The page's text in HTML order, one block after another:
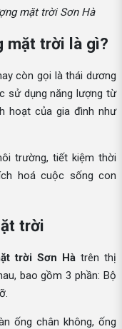
mặt trời Sơn Hà
mặt trời là gì?
còn gọi là thái dương
sử dụng năng lượng từ
hoạt của gia đình như
trường, tiết kiệm thời
hoá cuộc sống con
trời
trời Sơn Hà trên thị
bao gồm 3 phần: Bộ
ống chân không, ống